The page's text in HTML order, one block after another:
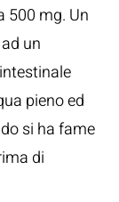
500 mg. Un
un
pieno ed
si ha fame
di